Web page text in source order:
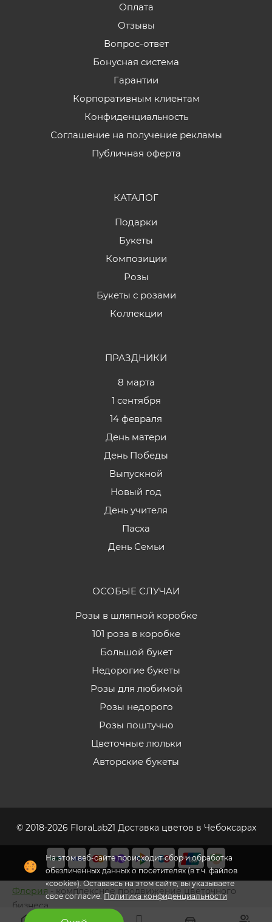
На этом веб-сайте происходит сбор и обработка
обезличенных данных о посетителях (в т.ч. файлов
«cookie»). Оставаясь на этом сайте, вы указываете
свое согласие.Политика конфиденциальности
Оплата
Отзывы
Вопрос-ответ
Бонусная система
Гарантии
Корпоративным клиентам
Конфиденциальность
Соглашение на получение рекламы
Публичная оферта
КАТАЛОГ
Подарки
Букеты
Композиции
Розы
Букеты с розами
Коллекции
ПРАЗДНИКИ
8 марта
1 сентября
14 февраля
День матери
День Победы
Выпускной
Новый год
День учителя
Пасха
День Семьи
ОСОБЫЕ СЛУЧАИ
Розы в шляпной коробке
101 роза в коробке
Большой букет
Недорогие букеты
Розы для любимой
Розы недорого
Розы поштучно
Цветочные люльки
Авторские букеты
© 2018-2026 FloraLab21 Доставка цветов в Чебоксарах
Флория - комплексное продвижение цветочного
бизнеса